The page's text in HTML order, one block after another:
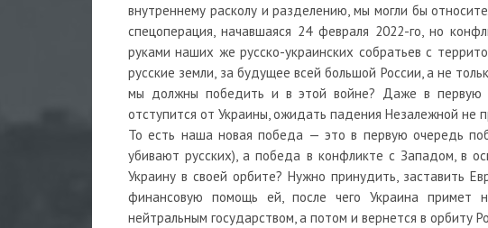
внутреннему расколу и разделению, мы могли бы
спецоперация, начавшаяся 24 февраля 2022-го, но
руками наших же русско-украинских собратьев с
русские земли, за будущее всей большой России, а не
мы должны победить и в этой войне? Даже в первую
отступится от Украины, ожидать падения Незалежной не
То есть наша новая победа — это в первую очередь
убивают русских), а победа в конфликте с Западом, в
Украину в своей орбите? Нужно принудить, заставить
финансовую помощь ей, после чего Украина примет
нейтральным государством, а потом и вернется в орбиту